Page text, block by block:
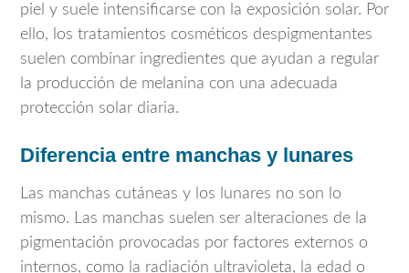
piel y suele intensificarse con la exposición solar. Por
ello, los tratamientos cosméticos despigmentantes
suelen combinar ingredientes que ayudan a regular
la producción de melanina con una adecuada
protección solar diaria.
Diferencia entre manchas y lunares
Las manchas cutáneas y los lunares no son lo
mismo. Las manchas suelen ser alteraciones de la
pigmentación provocadas por factores externos o
internos, como la radiación ultravioleta, la edad o